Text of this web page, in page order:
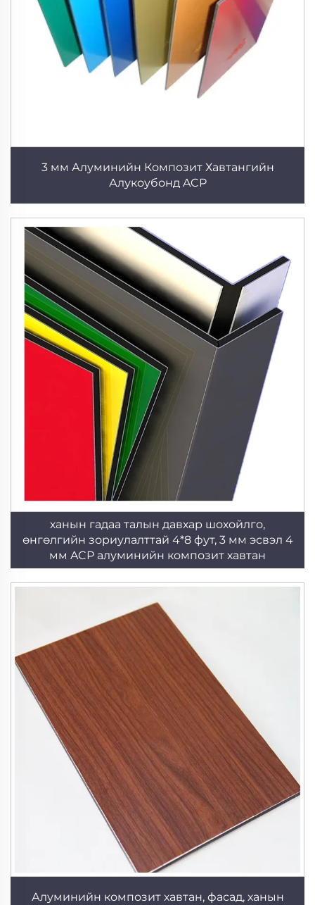
3 мм Алуминийн Композит Хавтангийн
Алукоубонд ACP
ханын гадаа талын давхар шохойлго,
өнгөлгийн зориулалттай 4*8 фут, 3 мм эсвэл 4
мм ACP алуминийн композит хавтан
Алуминийн композит хавтан, фасад, ханын